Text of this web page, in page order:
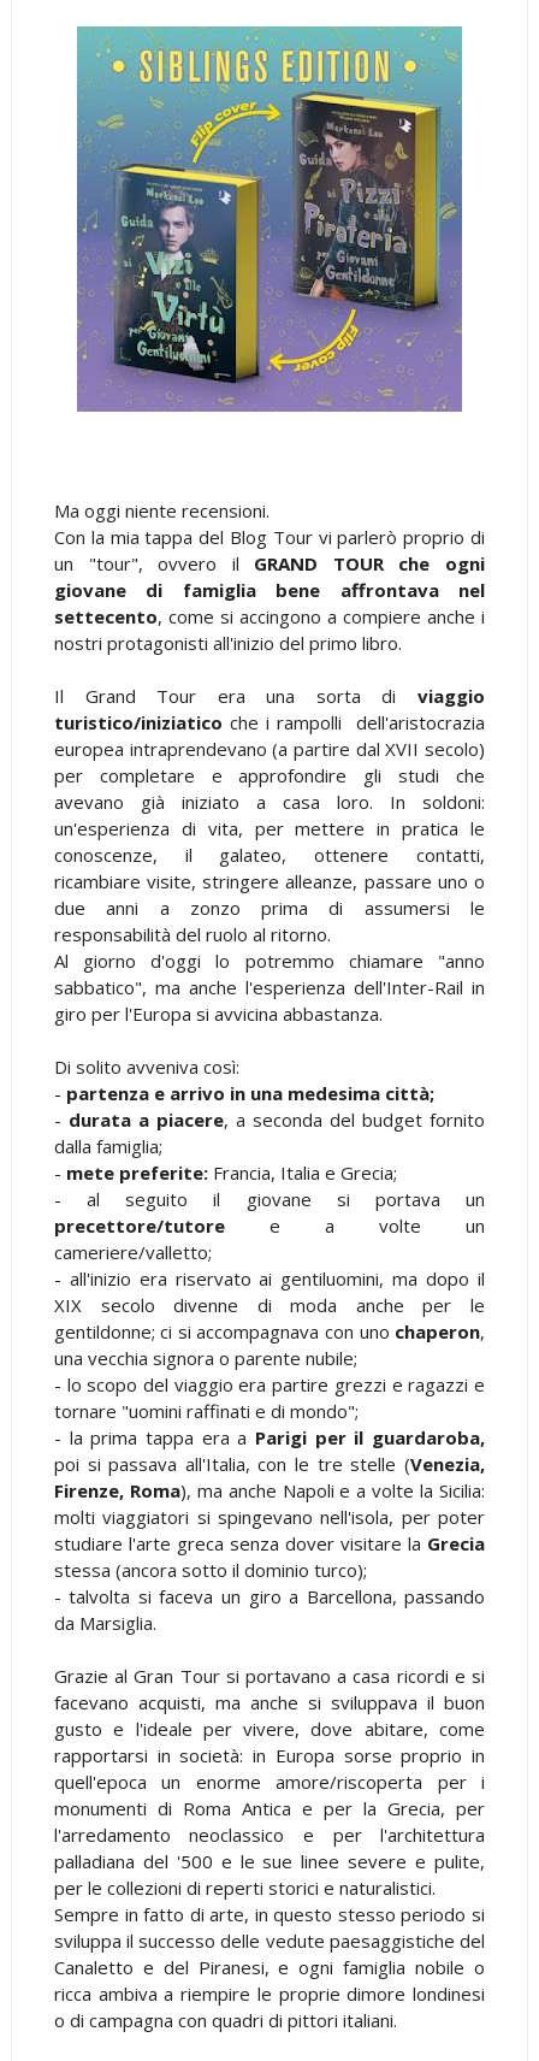
Ma oggi niente recensioni.
Con la mia tappa del Blog Tour vi parlerò proprio di
un "tour", ovvero il GRAND TOUR che ogni
giovane di famiglia bene affrontava nel
settecento, come si accingono a compiere anche i
nostri protagonisti all'inizio del primo libro.
Il Grand Tour era una sorta diviaggio
turistico/iniziatico che i rampolli dell'aristocrazia
europea intraprendevano (a partire dal XVII secolo)
per completare e approfondire gli studi che
avevano già iniziato a casa loro. In soldoni:
un'esperienza di vita, per mettere in pratica le
conoscenze, il galateo, ottenere contatti,
ricambiare visite, stringere alleanze, passare uno o
due anni a zonzo prima di assumersi le
responsabilità del ruolo al ritorno.
Al giorno d'oggi lo potremmo chiamare "anno
sabbatico", ma anche l'esperienza dell'Inter-Rail in
giro per l'Europa si avvicina abbastanza.
Di solito avveniva così:
- partenza e arrivo in una medesima città;
- durata a piacere, a seconda del budget fornito
dalla famiglia;
- mete preferite:Francia, Italia e Grecia;
- al seguito il giovane si portava un
precettore/tutoree a volte un
cameriere/valletto;
- all'inizio era riservato ai gentiluomini, ma dopo il
XIX secolo divenne di moda anche per le
gentildonne; ci si accompagnava con uno chaperon,
una vecchia signora o parente nubile;
- lo scopo del viaggio era partire grezzi e ragazzi e
tornare "uomini raffinati e di mondo";
- la prima tappa era a Parigi per il guardaroba,
poi si passava all'Italia, con le tre stelle (Venezia,
Firenze, Roma), ma anche Napoli e a volte la Sicilia:
molti viaggiatori si spingevano nell'isola, per poter
studiare l'arte greca senza dover visitare la Grecia
stessa (ancora sotto il dominio turco);
- talvolta si faceva un giro a Barcellona, passando
da Marsiglia.
Grazie al Gran Tour si portavano a casa ricordi e si
facevano acquisti, ma anche si sviluppava il buon
gusto e l'ideale per vivere, dove abitare, come
rapportarsi in società: in Europa sorse proprio in
quell'epoca un enorme amore/riscoperta per i
monumenti di Roma Antica e per la Grecia, per
l'arredamento neoclassico e per l'architettura
palladiana del '500 e le sue linee severe e pulite,
per le collezioni di reperti storici e naturalistici.
Sempre in fatto di arte, in questo stesso periodo si
sviluppa il successo delle vedute paesaggistiche del
Canaletto e del Piranesi, e ogni famiglia nobile o
ricca ambiva a riempire le proprie dimore londinesi
o di campagna con quadri di pittori italiani.